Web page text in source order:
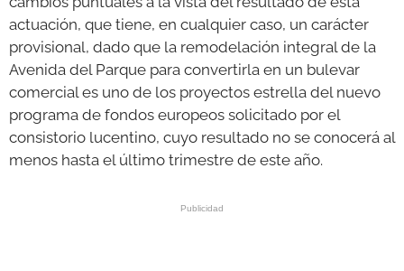
actuación, que tiene, en cualquier caso, un carácter
provisional, dado que la remodelación integral de la
Avenida del Parque para convertirla en un bulevar
comercial es uno de los proyectos estrella del nuevo
programa de fondos europeos solicitado por el
consistorio lucentino, cuyo resultado no se conocerá al
menos hasta el último trimestre de este año.